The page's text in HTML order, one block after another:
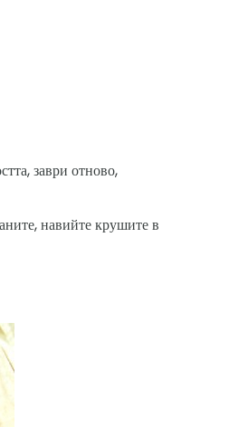
заври отново,
навийте крушите в